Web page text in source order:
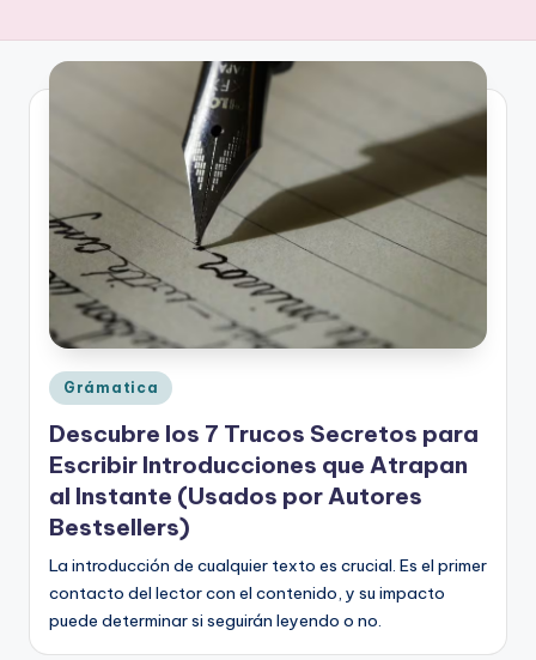
a
o
g
r
a
fí
a
y
e
d
u
c
Publicado
en
Grámatica
Descubre los 7 Trucos Secretos para
Escribir Introducciones que Atrapan
al Instante (Usados por Autores
Bestsellers)
La introducción de cualquier texto es crucial. Es el primer
contacto del lector con el contenido, y su impacto
puede determinar si seguirán leyendo o no.